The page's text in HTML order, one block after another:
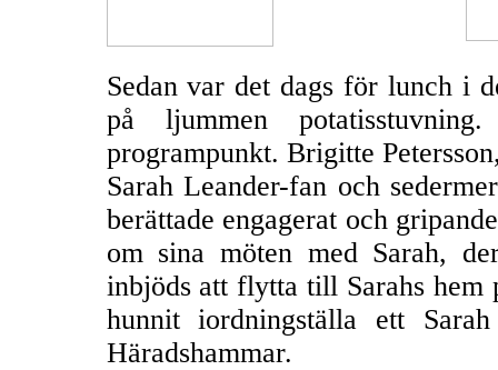
Sedan var det dags för lunch i
på ljummen
programpunkt. Brigitte
Sarah Leander-fan och
berättade engagerat och
om sina möten med Sarah,
inbjöds att flytta till Sarahs
hunnit iordningställa ett
Häradshammar.